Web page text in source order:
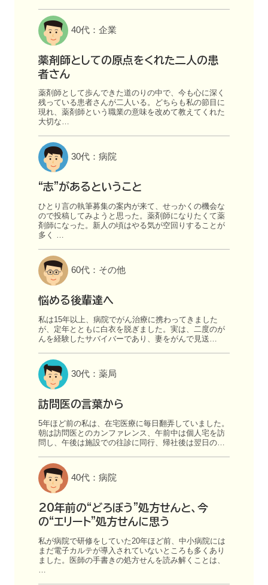
40代：企業
薬剤師としての原点をくれた二人の患
者さん
薬剤師として歩んできた道のりの中で、今も心に深く
残っている患者さんが二人いる。どちらも私の節目に
現れ、薬剤師という職業の意味を改めて教えてくれた
大切な…
30代：病院
“志”があるということ
ひとり言の執筆募集の案内が来て、せっかくの機会な
ので投稿してみようと思った。薬剤師になりたくて薬
剤師になった。新人の頃はやる気が空回りすることが
多く …
60代：その他
悩める後輩達へ
私は15年以上、病院でがん治療に携わってきました
が、定年とともに白衣を脱ぎました。実は、二度のが
んを経験したサバイバーであり、妻をがんで見送…
30代：薬局
訪問医の言葉から
5年ほど前の私は、在宅医療に毎日翻弄していました。
朝は訪問医とのカンファレンス、午前中は個人宅を訪
問し、午後は施設での往診に同行、帰社後は翌日の…
40代：病院
20年前の“どろぼう”処方せんと、今
の“エリート”処方せんに思う
私が病院で研修をしていた20年ほど前、中小病院には
まだ電子カルテが導入されていないところも多くあり
ました。医師の手書きの処方せんを読み解くことは、